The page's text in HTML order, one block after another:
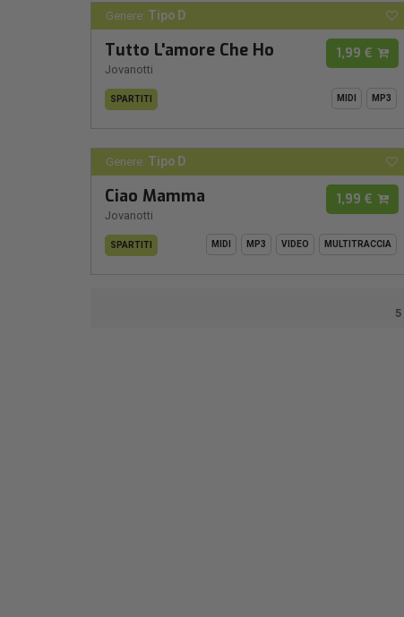
Genere: Tipo D
Tutto L'amore Che Ho
Jovanotti
1,99 €
SPARTITI MIDI MP3
Genere: Tipo D
Ciao Mamma
Jovanotti
1,99 €
SPARTITI MIDI MP3 VIDEO MULTITRACCIA
5